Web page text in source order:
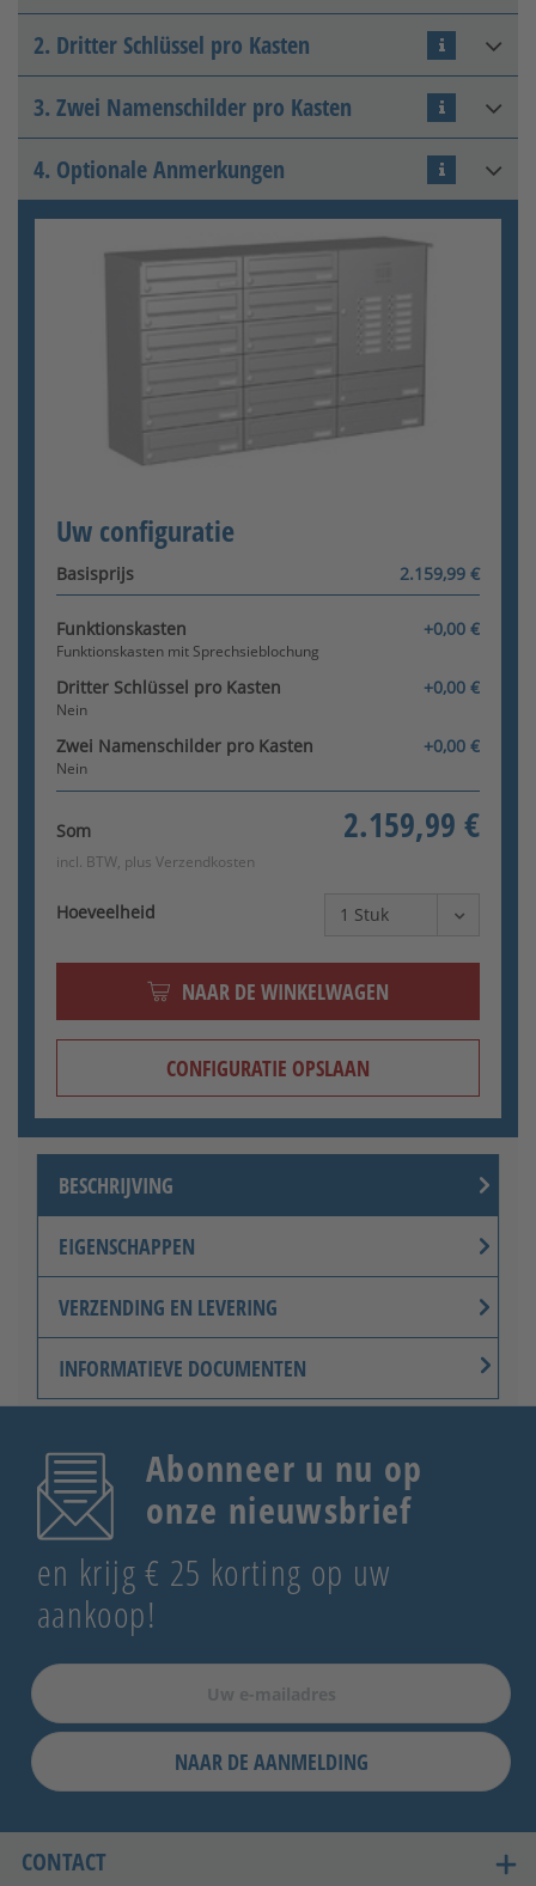
Funktionskasten mit
Sprechsieblochung
Funktionskasten mit Comelit
[+1.040,00 €]
2. Dritter Schlüssel pro Kasten
Zusatzschlüssel
3. Zwei Namenschilder pro Kasten
Zusatznamensschild
4. Optionale Anmerkungen
Uw configuratie
Basisprijs 2.159,99 €
Funktionskasten +0,00 €
Funktionskasten mit Sprechsieblochung
Dritter Schlüssel pro Kasten +0,00 €
Nein
Zwei Namenschilder pro Kasten +0,00 €
Nein
Som 2.159,99 €
incl. BTW, plus Verzendkosten
Hoeveelheid
NAAR DE WINKELWAGEN
CONFIGURATIE OPSLAAN
BESCHRIJVING
EIGENSCHAPPEN
VERZENDING EN LEVERING
INFORMATIEVE DOCUMENTEN
Abonneer u nu op
onze nieuwsbrief
en krijg € 25 korting op uw
aankoop!
NAAR DE AANMELDING
CONTACT